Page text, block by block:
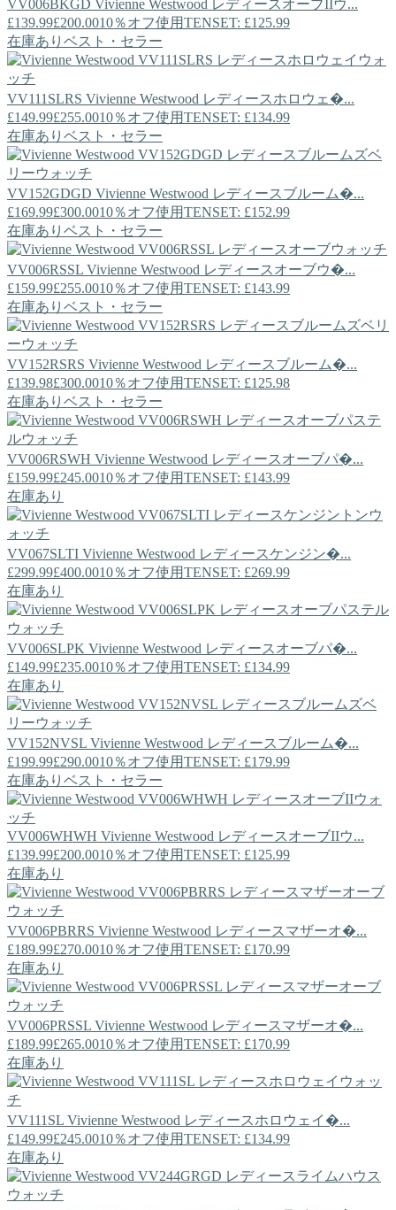
VV006BKGD Vivienne Westwood
レディースオーブIIウ...
£139.99£200.0010％オフ使用TENSET: £125.99
在庫あり ベスト・セラー
VV111SLRS Vivienne Westwood レディースホロウェ�...
£149.99£255.0010％オフ使用TENSET: £134.99
在庫あり ベスト・セラー
VV152GDGD Vivienne Westwood レディースブルーム�...
£169.99£300.0010％オフ使用TENSET: £152.99
在庫あり ベスト・セラー
VV006RSSL Vivienne Westwood レディースオーブウ�...
£159.99£255.0010％オフ使用TENSET: £143.99
在庫あり ベスト・セラー
VV152RSRS Vivienne Westwood レディースブルーム�...
£139.98£300.0010％オフ使用TENSET: £125.98
在庫あり ベスト・セラー
VV006RSWH Vivienne Westwood レディースオーブパ�...
£159.99£245.0010％オフ使用TENSET: £143.99
在庫あり
VV067SLTI Vivienne Westwood レディースケンジン�...
£299.99£400.0010％オフ使用TENSET: £269.99
在庫あり
VV006SLPK Vivienne Westwood レディースオーブパ�...
£149.99£235.0010％オフ使用TENSET: £134.99
在庫あり
VV152NVSL Vivienne Westwood レディースブルーム�...
£199.99£290.0010％オフ使用TENSET: £179.99
在庫あり ベスト・セラー
VV006WHWH Vivienne Westwood レディースオーブIIウ...
£139.99£200.0010％オフ使用TENSET: £125.99
在庫あり
VV006PBRRS Vivienne Westwood レディースマザーオ�...
£189.99£270.0010％オフ使用TENSET: £170.99
在庫あり
VV006PRSSL Vivienne Westwood レディースマザーオ�...
£189.99£265.0010％オフ使用TENSET: £170.99
在庫あり
VV111SL Vivienne Westwood レディースホロウェイ�...
£149.99£245.0010％オフ使用TENSET: £134.99
在庫あり